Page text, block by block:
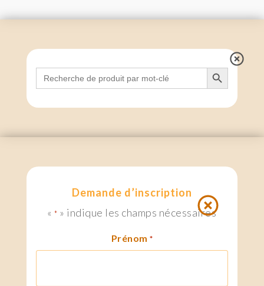
Search
for:
Search Button
Demande d’inscription
«* » indique les champs nécessaires
Prénom *